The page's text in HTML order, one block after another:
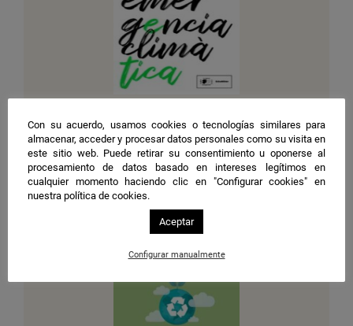
Material didáctico
Guía didáctica sobre emergencia climática
Ver recurso
Con su acuerdo, usamos cookies o tecnologías similares para
almacenar, acceder y procesar datos personales como su visita en
este sitio web. Puede retirar su consentimiento u oponerse al
procesamiento de datos basado en intereses legítimos en
cualquier momento haciendo clic en "Configurar cookies" en
nuestra política de cookies.
Aceptar
Configurar manualmente